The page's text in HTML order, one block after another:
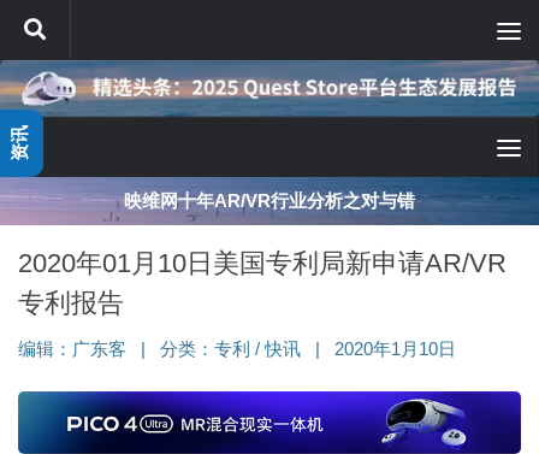
跳至内容
映维网十年AR/VR行业分析之对与错
2020年01月10日美国专利局新申请AR/VR
专利报告
编辑： 广东客 分类： 专利 /快讯 2020年1月10日
资讯